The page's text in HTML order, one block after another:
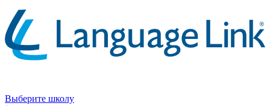
Выберите школу